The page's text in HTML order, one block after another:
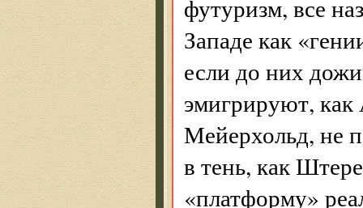
футуризм, все
Западе как
если до них
эмигрируют, как
Мейерхольд, не
в тень, как
«платформу»